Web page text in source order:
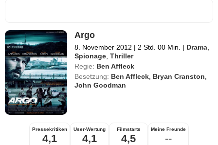
Argo
8. November 2012 | 2 Std. 00 Min. | Drama
Spionage ,Thriller
Regie: Ben Affleck
Besetzung: Ben Affleck Bryan Cranston
John Goodman
Pressekritiken
4,1
User-Wertung
4,1
Filmstarts
4,5
Meine Freunde
--